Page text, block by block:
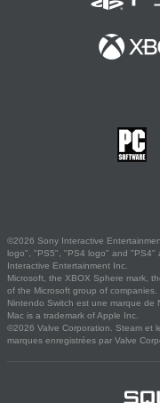
©2026 Sony Interactive
logo", "PS5", "PS4 logo" and "PS4"
Interactive Entertainment Inc.
Microsoft, the XBOX Sphere mark,
of the Microsoft group of companies.
Nintendo Switch est une marque de
Mac is a trademark of Apple Inc.
©2026 Valve Corporation. Steam et
marques enregistrées par Valve